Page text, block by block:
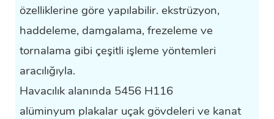
özelliklerine göre yapılabilir. ekstrüzyon,
haddeleme, damgalama, frezeleme ve
tornalama gibi çeşitli işleme yöntemleri
aracılığıyla.
Havacılık alanında 5456 H116
alüminyum plakalaruçak gövdeleri ve kanat